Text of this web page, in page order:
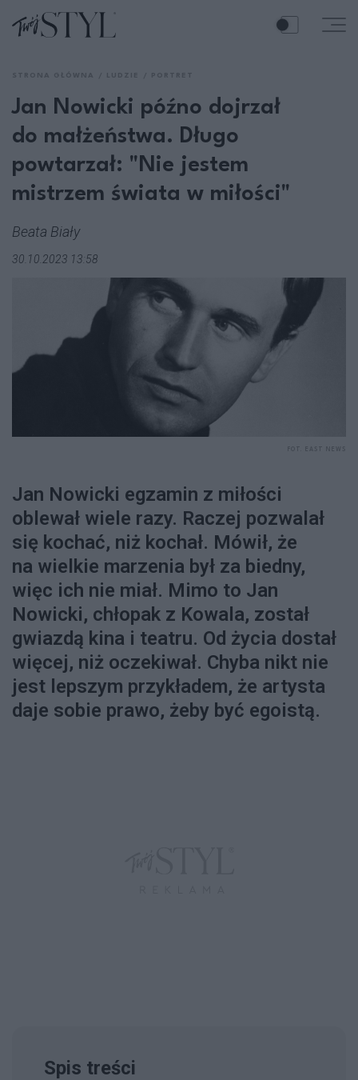
Jan Nowicki późno dojrzał
do małżeństwa. Długo
powtarzał: "Nie jestem
mistrzem świata w miłości"
Beata Biały
30.10.2023 13:58
Jan Nowicki egzamin z miłości
oblewał wiele razy. Raczej pozwalał
się kochać, niż kochał. Mówił, że
na wielkie marzenia był za biedny,
więc ich nie miał. Mimo to Jan
Nowicki, chłopak z Kowala, został
gwiazdą kina i teatru. Od życia dostał
więcej, niż oczekiwał. Chyba nikt nie
jest lepszym przykładem, że artysta
daje sobie prawo, żeby być egoistą.
Spis treści